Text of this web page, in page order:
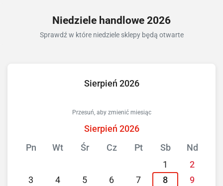
Niedziele handlowe 2026
Sprawdź w które niedziele sklepy będą otwarte
Sierpień 2026
Przesuń, aby zmienić miesiąc
Sierpień 2026
Pn
Wt Śr Cz Pt Sb
Nd
1
2
3
4 5 6 7 8
9